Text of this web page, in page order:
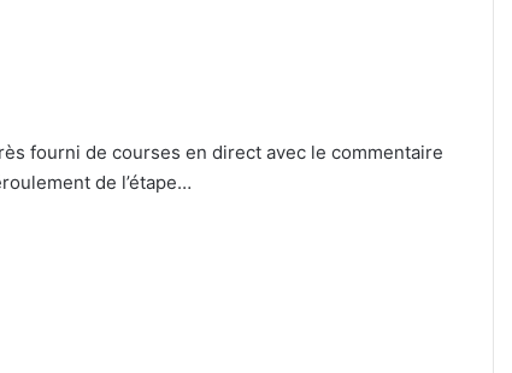
fourni de courses en direct avec le commentaire
de l’étape…